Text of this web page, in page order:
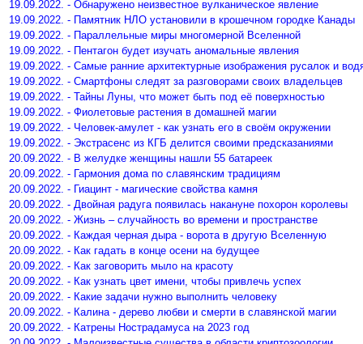
19.09.2022. - Обнаружено неизвестное вулканическое явление
19.09.2022. - Памятник НЛО установили в крошечном городке Канады
19.09.2022. - Параллельные миры многомерной Вселенной
19.09.2022. - Пентагон будет изучать аномальные явления
19.09.2022. - Самые ранние архитектурные изображения русалок и
19.09.2022. - Смартфоны следят за разговорами своих владельцев
19.09.2022. - Тайны Луны, что может быть под её поверхностью
19.09.2022. - Фиолетовые растения в домашней магии
19.09.2022. - Человек-амулет - как узнать его в своём окружении
19.09.2022. - Экстрасенс из КГБ делится своими предсказаниями
20.09.2022. - В желудке женщины нашли 55 батареек
20.09.2022. - Гармония дома по славянским традициям
20.09.2022. - Гиацинт - магические свойства камня
20.09.2022. - Двойная радуга появилась накануне похорон королевы
20.09.2022. - Жизнь – случайность во времени и пространстве
20.09.2022. - Каждая черная дыра - ворота в другую Вселенную
20.09.2022. - Как гадать в конце осени на будущее
20.09.2022. - Как заговорить мыло на красоту
20.09.2022. - Как узнать цвет имени, чтобы привлечь успех
20.09.2022. - Какие задачи нужно выполнить человеку
20.09.2022. - Калина - дерево любви и смерти в славянской магии
20.09.2022. - Катрены Нострадамуса на 2023 год